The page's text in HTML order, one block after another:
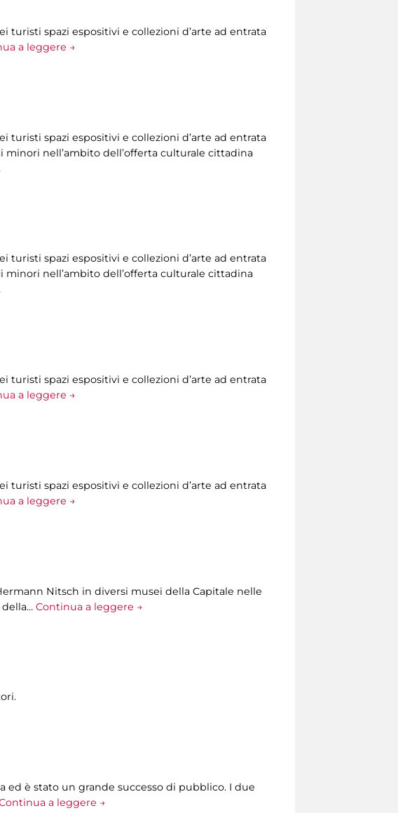
spazi espositivi e collezioni d’arte ad entrata
a leggere →
spazi espositivi e collezioni d’arte ad entrata
nell’ambito dell’offerta culturale cittadina
spazi espositivi e collezioni d’arte ad entrata
nell’ambito dell’offerta culturale cittadina
spazi espositivi e collezioni d’arte ad entrata
a leggere →
spazi espositivi e collezioni d’arte ad entrata
a leggere →
Nitsch in diversi musei della Capitale nelle
Continua a leggere →
ed è stato un grande successo di pubblico. I due
a leggere →